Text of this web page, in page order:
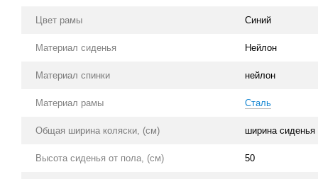
Цвет рамы Синий
Материал сиденья Нейлон
Материал спинки нейлон
Материал рамы Сталь
Общая ширина коляски, (см) ширина сиденья
Высота сиденья от пола, (см) 50